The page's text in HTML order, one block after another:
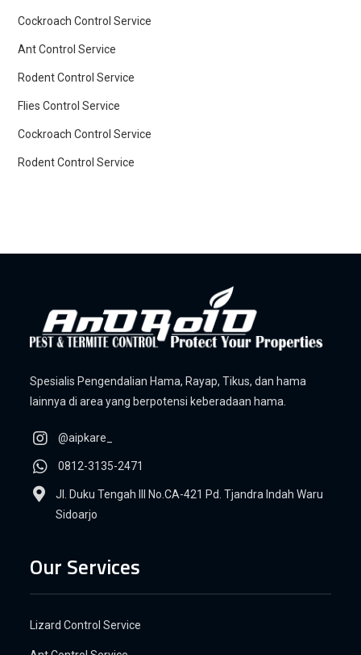
Cockroach Control Service
Ant Control Service
Rodent Control Service
Flies Control Service
Cockroach Control Service
Rodent Control Service
Spesialis Pengendalian Hama, Rayap, Tikus, dan hama
lainnya di area yang berpotensi keberadaan hama.
@aipkare_
0812-3135-2471
Jl. Duku Tengah III No.CA-421 Pd. Tjandra Indah Waru
Sidoarjo
Our Services
Lizard Control Service